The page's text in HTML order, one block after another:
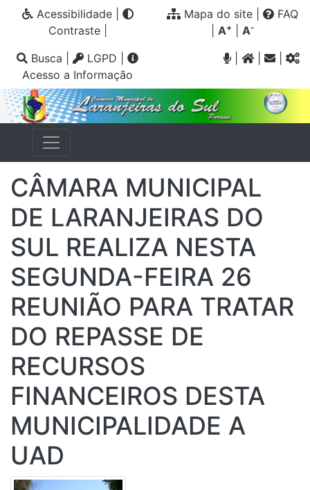
Acessibilidade|
Contraste|
Mapa do site
FAQ
A+ A-
Busca LGPD
Acesso a Informação
|
CÂMARA MUNICIPAL
DE LARANJEIRAS DO
SUL REALIZA NESTA
SEGUNDA-FEIRA 26
REUNIÃO PARA TRATAR
DO REPASSE DE
RECURSOS
FINANCEIROS DESTA
MUNICIPALIDADE A
UAD